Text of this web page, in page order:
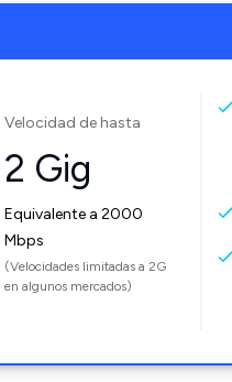
Velocidad de hasta
2 Gig
Equivalente a 2000
Mbps
(Velocidades limitadas a 2G
en algunos mercados)